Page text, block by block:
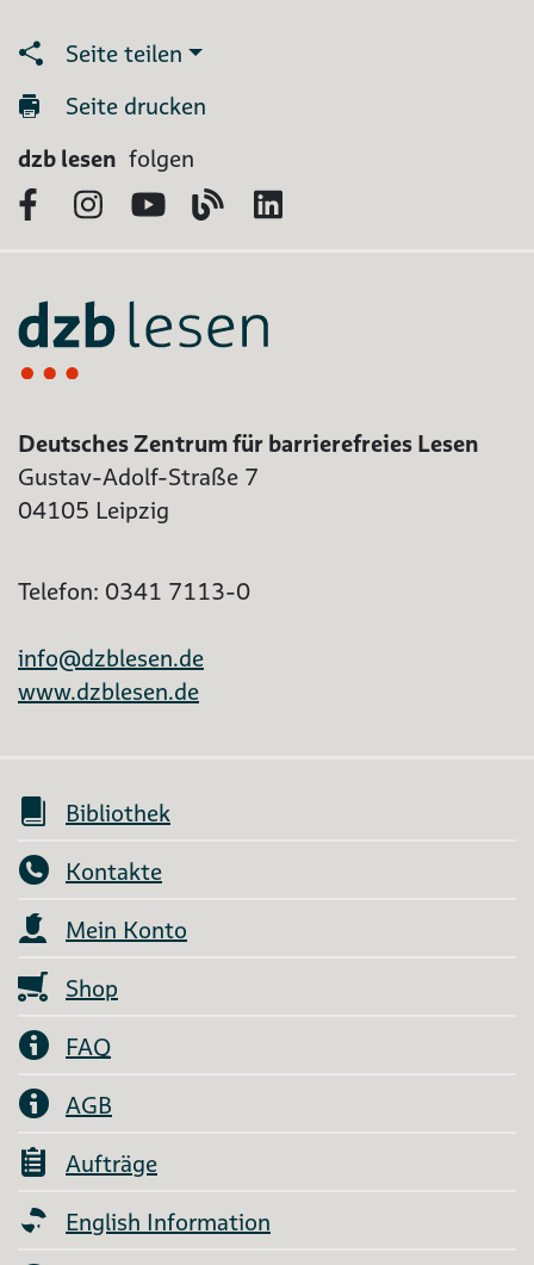
Seite teilen
Seite drucken
dzb lesen folgen
FacebookInstagram
YouTubeBlog
Deutsches Zentrum für barrierefreies Lesen
Gustav-Adolf-Straße 7
04105 Leipzig
Telefon: 0341 7113-0
info@dzblesen.de
www.dzblesen.de
Bibliothek
Kontakte
Mein Konto
Shop
FAQ
AGB
Aufträge
English Information